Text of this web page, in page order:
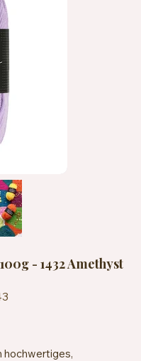
- 1432 Amethyst
hochwertiges,